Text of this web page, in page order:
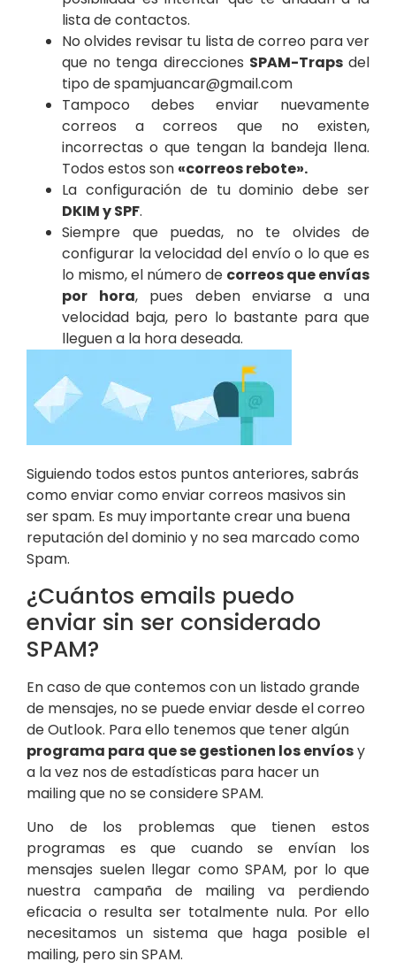
lista de contactos.
No olvides revisar tu lista de correo para ver
que no tenga direcciones SPAM-Trapsdel
tipo de spamjuancar@gmail.com
Tampoco debes enviar nuevamente
correos a correos que no existen,
incorrectas o que tengan la bandeja llena.
Todos estos son «correos rebote».
La configuración de tu dominio debe ser
DKIM y SPF.
Siempre que puedas, no te olvides de
configurar la velocidad del envío o lo que es
lo mismo, el número de correos que envías
por hora, pues deben enviarse a una
velocidad baja, pero lo bastante para que
lleguen a la hora deseada.
Siguiendo todos estos puntos anteriores, sabrás
como enviar como enviar correos masivos sin
ser spam. Es muy importante crear una buena
reputación del dominio y no sea marcado como
Spam.
¿Cuántos emails puedo
enviar sin ser considerado
SPAM?
En caso de que contemos con un listado grande
de mensajes, no se puede enviar desde el correo
de Outlook. Para ello tenemos que tener algún
programa para que se gestionen los envíosy
a la vez nos de estadísticas para hacer un
mailing que no se considere SPAM.
Uno de los problemas que tienen estos
programas es que cuando se envían los
mensajes suelen llegar como SPAM, por lo que
nuestra campaña de mailing va perdiendo
eficacia o resulta ser totalmente nula. Por ello
necesitamos un sistema que haga posible el
mailing, pero sin SPAM.